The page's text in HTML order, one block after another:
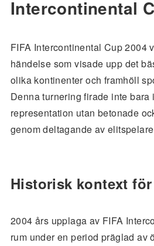
Intercontinental
FIFA Intercontinental Cup 2004
händelse som visade upp det
olika kontinenter och framhöll
Denna turnering firade inte bara
representation utan betonade
genom deltagande av
Historisk kontext
2004 års upplaga av FIFA
rum under en period präglad av